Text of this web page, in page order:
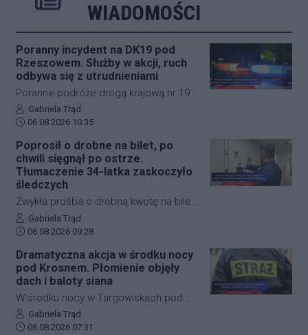
WIADOMOŚCI
Poranny incydent na DK19 pod
Rzeszowem. Służby w akcji, ruch
odbywa się z utrudnieniami
Poranne podróże drogą krajową nr 19
w okolicach Rzeszowa zostały nagle
zakłócone przez niebezpieczne
zdarzenie drogowe. W miejscowości
Boguchwała doszło do zderzenia
samochodu osobowego z rowerzystą.
Na miejscu pracują służby ratunkowe, a
policja prowadzi czynności
wyjaśniające i dba o zachowanie
płynności przejazdu.
Autor artykułu:
Gabriela Trąd
Data dodania artykułu:
06.08.2026 10:35
Poprosił o drobne na bilet, po
chwili sięgnął po ostrze.
Tłumaczenie 34-latka zaskoczyło
śledczych
Zwykła prośba o drobną kwotę na bilet
w ułamku sekundy przerodziła się w
groźną sytuację. Na ulicy Okulickiego w
Stalowej Woli doszło do zdarzenia,
które znajdzie swój finał w sądzie.
Mężczyzna, który wymachiwał wobec
przechodnia scyzorykiem, po
zatrzymaniu przez policję przekonywał,
że cała sytuacja była jedynie
Autor artykułu:
Gabriela Trąd
Data dodania artykułu:
06.08.2026 09:28
Dramatyczna akcja w środku nocy
pod Krosnem. Płomienie objęły
dach i baloty siana
W środku nocy w Targowiskach pod
Krosnem doszło do groźnego pożaru
na terenie stadniny koni. Ogień z
Autor artykułu:
Gabriela Trąd
Data dodania artykułu:
06.08.2026 07:31